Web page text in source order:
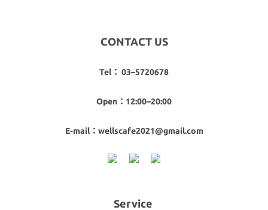
CONTACT US
Tel： 03–5720678
Open：12:00–20:00
E-mail：wellscafe2021@gmail.com
Service